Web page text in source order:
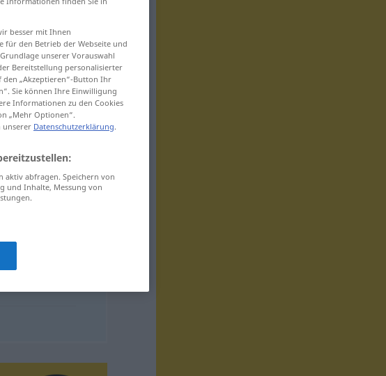
besser mit Ihnen
für den Betrieb der Webseite und
unserer Vorauswahl
Bereitstellung personalisierter
„Akzeptieren“-Button Ihr
Sie können Ihre Einwilligung
Informationen zu den Cookies
„Mehr Optionen“.
unserer Datenschutzerklärung.
aktiv abfragen. Speichern von
und Inhalte, Messung von